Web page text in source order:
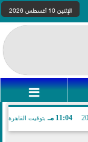
الإثنين 10 أغسطس 2026

11:04 مـ بتوقيت القاهرة